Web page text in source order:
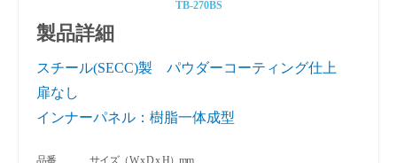
TB-270BS
製品詳細
スチール(SECC)製 パウダーコーティング仕上
扉なし
インナーパネル：樹脂一体成型
品番 サイズ（W x D x H）mm